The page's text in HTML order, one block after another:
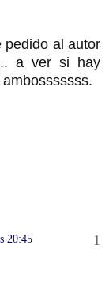
pedido al autor
a ver si hay
20:45